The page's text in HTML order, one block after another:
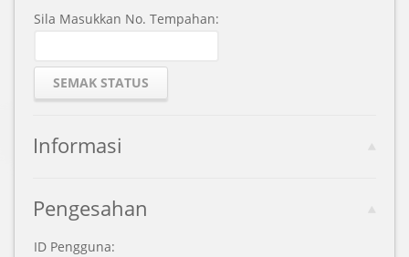
Sila Masukkan No. Tempahan:
Informasi
Pengesahan
ID Pengguna: